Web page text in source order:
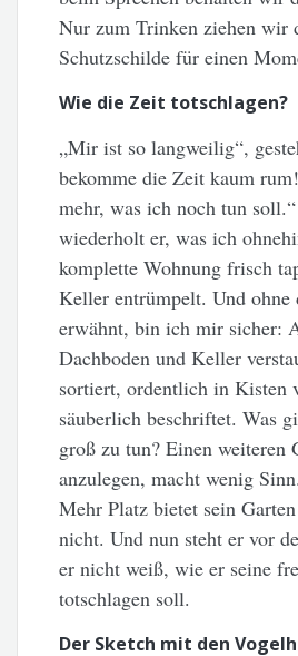
Nur zum Trinken ziehen wir
Schutzschilde für einen
Wie die Zeit totschlagen?
„Mir ist so langweilig“,
bekomme die Zeit kaum
mehr, was ich noch tun
wiederholt er, was ich
komplette Wohnung frisch
Keller entrümpelt. Und ohne
erwähnt, bin ich mir sicher:
Dachboden und Keller
sortiert, ordentlich in Kisten
säuberlich beschriftet. Was
groß zu tun? Einen weiteren
anzulegen, macht wenig
Mehr Platz bietet sein
nicht. Und nun steht er vor
er nicht weiß, wie er seine
totschlagen soll.
Der Sketch mit den